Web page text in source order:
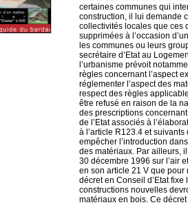
certaines communes qui
construction, il lui demande
collectivités locales que ces
supprimées à l’occasion
les communes ou leurs
secrétaire d’Etat au
l’urbanisme prévoit
règles concernant l’aspect
réglementer l’aspect des
respect des règles
être refusé en raison de la
des prescriptions
de l’Etat associés à
à l’article R123.4 et
empêcher l’introduction
des matériaux. Par ailleurs,
30 décembre 1996 sur l’air
en son article 21 V que
décret en Conseil d’Etat
constructions nouvelles
matériaux en bois. Ce